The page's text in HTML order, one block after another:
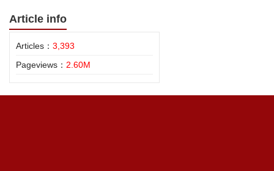
Article info
Articles： 3,393
Pageviews： 2.60M